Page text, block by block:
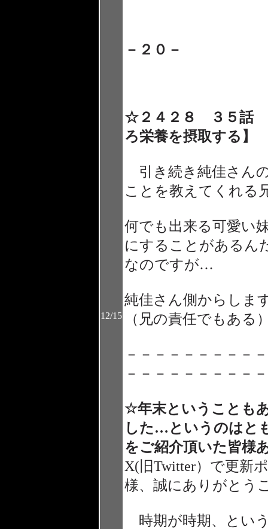
12/15
－２０－
☆２４２８ ３５話
ろ栄養を摂取する】
引き続き純佳さん
ことを教えてくれる
何でも出来る可愛い
にすることがあるん
なのですが…
純佳さん側からしま
（兄の責任でもある
－－－－－－－－－
－－－－－－－－－
☆年末ということも
した…というのはと
をご紹介頂いた皆様
X(旧Twitter）で更新
様、誠にありがとう
時期が時期、とい